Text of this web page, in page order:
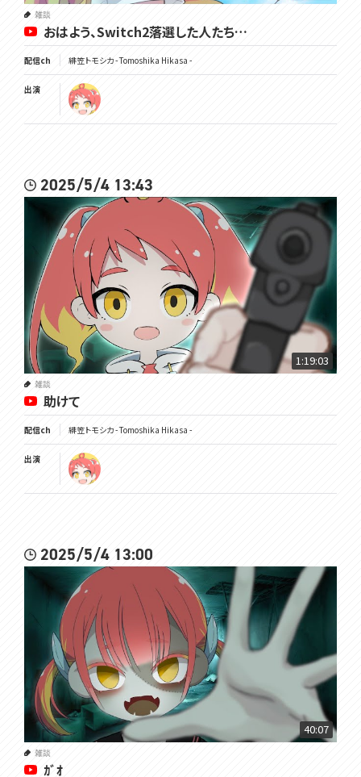
雑談
おはよう、Switch2落選した人たち…
配信ch 緋笠トモシカ - Tomoshika Hikasa -
出演
2025/5/4 13:43
1:19:03
雑談
助けて
配信ch 緋笠トモシカ - Tomoshika Hikasa -
出演
2025/5/4 13:00
40:07
雑談
ｶﾞｵ